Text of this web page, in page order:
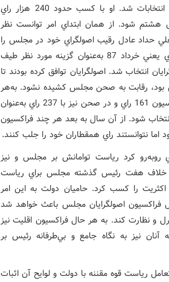
نگرفت عازم قم شد و از اين شهر وارد کارزار انتخابات شد. او با کسب حدود 240 هزار راي
شود. از همان ابتداي امر توانست نظر
حداد عادل رقيب اصولگراي خود در مجلس را
پشت سر بگذارد. چنانکه در عصر يک روز بهاري يعني خرداد 87 به‌عنوان گزينه مورد نظر طيف
انتخاب شد. اصولگرايان توافق کرده بودند تا
بود، رقابت به صحن مجلس کشيده نشود. به‌هر
حال بخت با لاريجاني يار بود و توانست در فراکسيون 161 راي و در صحن نيز با 237 راي به‌عنوان
شود. از آن سال به بعد هر چند فراکسيون
اما نتوانستند راي همقطاران خود را جلب کنند.
روبه‌رو کرد رياست توامانش بر مجلس و نيز
بر خلاف هفت رئيس گذشته مجلس براي رياست
را کسب کرد. حاميان دولت به اين امر
فراکسيون اصولگرايان مجلس باعث خواهد شد
و نظارت کند. به هر حال فراکسيون اقليت نيز
نيز به نگاه جامع و بي‌طرفانه رئيس بر
رياست قوه مقننه با دولت و لوايح آن اثبات